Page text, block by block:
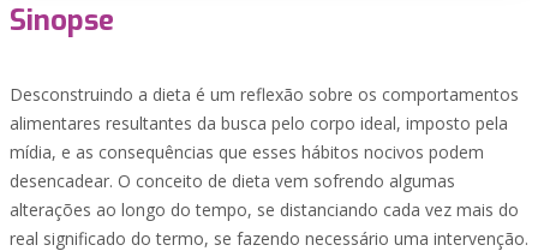
Sinopse
Desconstruindo a dieta é um reflexão sobre os comportamentos
alimentares resultantes da busca pelo corpo ideal, imposto pela
mídia, e as consequências que esses hábitos nocivos podem
desencadear. O conceito de dieta vem sofrendo algumas
alterações ao longo do tempo, se distanciando cada vez mais do
real significado do termo, se fazendo necessário uma intervenção.